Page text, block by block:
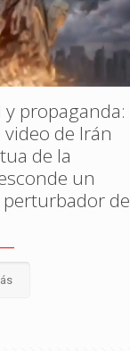
propaganda:
de Irán
de la
un
de